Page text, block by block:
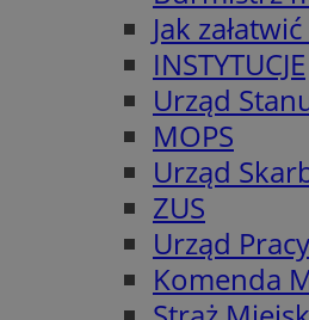
Jak
INSTYTUCJE
Urząd
MOPS
Urząd
ZUS
Urząd Pracy
Komenda